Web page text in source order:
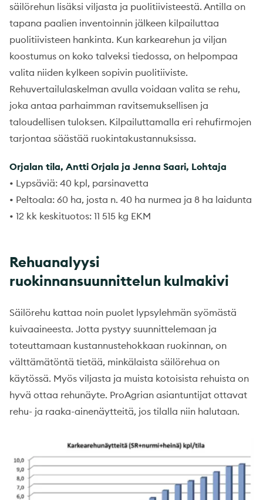
säilörehun lisäksi viljasta ja puolitiivisteestä. Antilla on
tapana paalien inventoinnin jälkeen kilpailuttaa
puolitiivisteen hankinta. Kun karkearehun ja viljan
koostumus on koko talveksi tiedossa, on helpompaa
valita niiden kylkeen sopivin puolitiiviste.
Rehuvertailulaskelman avulla voidaan valita se rehu,
joka antaa parhaimman ravitsemuksellisen ja
taloudellisen tuloksen. Kilpailuttamalla eri rehufirmojen
tarjontaa säästää ruokintakustannuksissa.
Orjalan tila, Antti Orjala ja Jenna Saari, Lohtaja
• Lypsäviä: 40 kpl, parsinavetta
• Peltoala: 60 ha, josta n. 40 ha nurmea ja 8 ha laidunta
• 12 kk keskituotos: 11 515 kg EKM
Rehuanalyysi
ruokinnansuunnittelun kulmakivi
Säilörehu kattaa noin puolet lypsylehmän syömästä
kuivaaineesta. Jotta pystyy suunnittelemaan ja
toteuttamaan kustannustehokkaan ruokinnan, on
välttämätöntä tietää, minkälaista säilörehua on
käytössä. Myös viljasta ja muista kotoisista rehuista on
hyvä ottaa rehunäyte. ProAgrian asiantuntijat ottavat
rehu- ja raaka-ainenäytteitä, jos tilalla niin halutaan.